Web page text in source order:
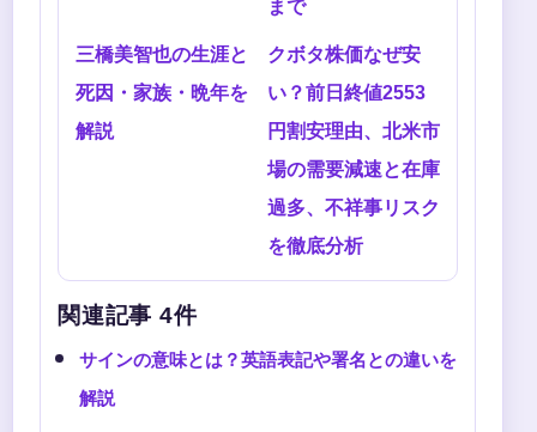
まで
三橋美智也の生涯と
死因・家族・晩年を
解説
クボタ株価なぜ安
い？前日終値2553
円割安理由、北米市
場の需要減速と在庫
過多、不祥事リスク
を徹底分析
関連記事 4件
サインの意味とは？英語表記や署名との違いを
解説